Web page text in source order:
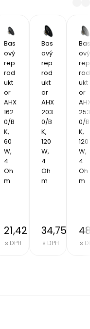
Bas
ový
rep
rod
ukt
or
AHX
162
0/B
K,
60
W,
4
Oh
m
21,42 €
s DPH
Bas
ový
rep
rod
ukt
or
AHX
203
0/B
K,
120
W,
4
Oh
m
34,75 €
s DPH
Bas
ový
rep
rod
ukt
or
253
0/B
K,
120
W,
4
Oh
m
s